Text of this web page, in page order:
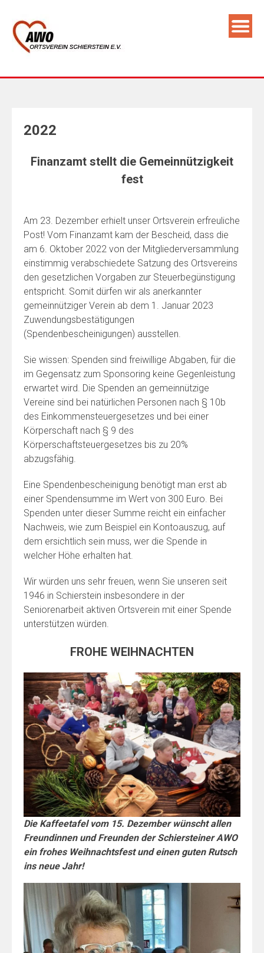
content
2022
Finanzamt stellt die Gemeinnützigkeit
fest
Am 23. Dezember erhielt unser Ortsverein erfreuliche
Post! Vom Finanzamt kam der Bescheid, dass die
am 6. Oktober 2022 von der Mitgliederversammlung
einstimmig verabschiedete Satzung des Ortsvereins
den gesetzlichen Vorgaben zur Steuerbegünstigung
entspricht. Somit dürfen wir als anerkannter
gemeinnütziger Verein ab dem 1. Januar 2023
Zuwendungsbestätigungen
(Spendenbescheinigungen) ausstellen.
Sie wissen: Spenden sind freiwillige Abgaben, für die
im Gegensatz zum Sponsoring keine Gegenleistung
erwartet wird. Die Spenden an gemeinnützige
Vereine sind bei natürlichen Personen nach § 10b
des Einkommensteuergesetzes und bei einer
Körperschaft nach § 9 des
Körperschaftsteuergesetzes bis zu 20%
abzugsfähig.
Eine Spendenbescheinigung benötigt man erst ab
einer Spendensumme im Wert von 300 Euro. Bei
Spenden unter dieser Summe reicht ein einfacher
Nachweis, wie zum Beispiel ein Kontoauszug, auf
dem ersichtlich sein muss, wer die Spende in
welcher Höhe erhalten hat.
Wir würden uns sehr freuen, wenn Sie unseren seit
1946 in Schierstein insbesondere in der
Seniorenarbeit aktiven Ortsverein mit einer Spende
unterstützen würden.
FROHE WEIHNACHTEN
Die Kaffeetafel vom 15. Dezember wünscht allen
Freundinnen und Freunden der Schiersteiner AWO
ein frohes Weihnachtsfest und einen guten Rutsch
ins neue Jahr!